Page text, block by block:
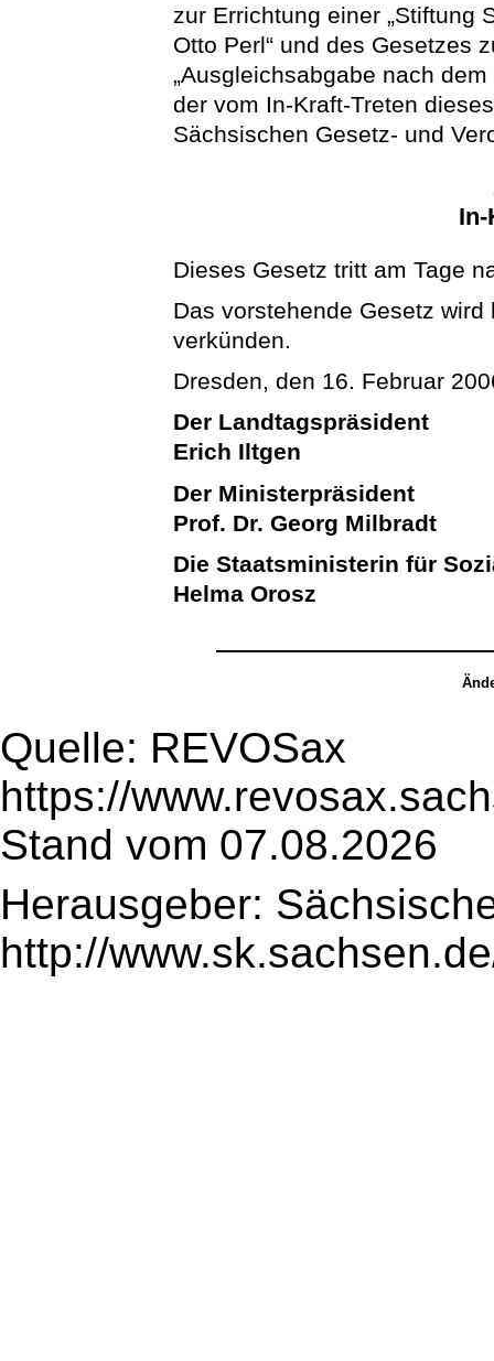
zur Errichtung einer „Stiftung
Otto Perl“ und des Gesetzes
„Ausgleichsabgabe nach
der vom In-Kraft-Treten
Sächsischen Gesetz- und
Dieses Gesetz tritt am Tage
Das vorstehende Gesetz
verkünden.
Dresden, den 16. Februar
Der Landtagspräsident
Erich Iltgen
Der Ministerpräsident
Prof. Dr. Georg Milbradt
Die Staatsministerin für
Helma Orosz
Quelle: REVOSax
https://
Stand vom 07.08.2026
Herausgeber:
http://